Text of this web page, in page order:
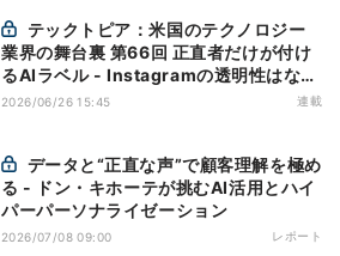
業界の舞台裏 第66回 正直者だけが付け
るAIラベル - Instagramの透明性はなぜ
逆効果になり得るのか
2026/06/26 15:45 連載
る - ドン・キホーテが挑むAI活用とハイ
パーパーソナライゼーション
2026/07/08 09:00 レポート